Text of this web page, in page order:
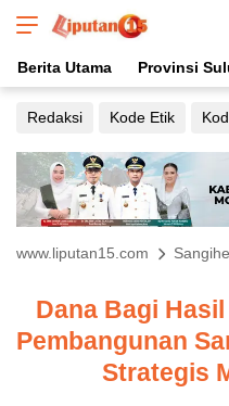
Berita Utama Provinsi
Redaksi Kode Etik
www.liputan15.com Sangihe
Dana Bagi
Pembangunan
Strategis